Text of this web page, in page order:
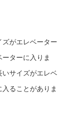
がエレベーター
ターに入りま
いサイズがエレベ
ることがありま